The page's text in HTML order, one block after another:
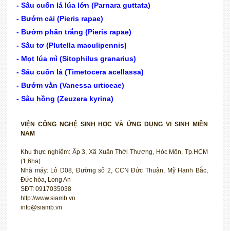
- Sâu cuốn lá lúa lớn (Parnara guttata)
- Bướm cải (Pieris rapae)
- Bướm phấn trắng (Pieris rapae)
- Sâu tơ (Plutella maculipennis)
- Mọt lúa mì (Sitophilus granarius)
- Sâu cuốn lá (Timetocera acellassa)
- Bướm vằn (Vanessa urticeae)
- Sâu hồng (Zeuzera kyrina)
VIỆN CÔNG NGHỆ SINH HỌC VÀ ỨNG DỤNG VI SINH MIỀN
NAM
Khu thực nghiệm: Ấp 3, Xã Xuân Thới Thượng, Hóc Môn, Tp.HCM
(1,6ha)
Nhà máy: Lô D08, Đường số 2, CCN Đức Thuận, Mỹ Hạnh Bắc,
Đức hòa, Long An
SĐT: 0917035038
http://www.siamb.vn
info@siamb.vn